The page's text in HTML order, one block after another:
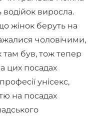
водійок виросла.
жінок беруть на
чоловічими,
там був, тож тепер
цих посадах
унісекс,
на посадах